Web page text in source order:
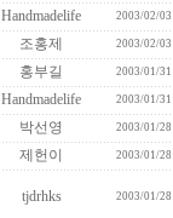
Handmadelife 2003/02/03
조홍제 2003/02/03
홍부길 2003/01/31
Handmadelife 2003/01/31
박선영 2003/01/28
제헌이 2003/01/28
tjdrhks 2003/01/28